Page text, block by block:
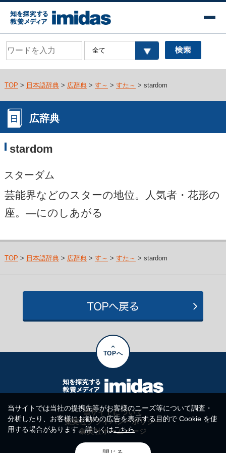
TOP > 日本語辞典> 広辞典> す～ > すた～ > stardom
広辞典
stardom
スターダム
芸能界などのスターの地位。人気者・花形の
座。―にのしあがる
TOP > 日本語辞典> 広辞典> す～ > すた～ > stardom
TOPへ
当サイトについて
集英社プライバシーポリシー
集英社ホームページ
当サイトでは当社の提携先等がお客様のニーズ等について調査・
分析したり、お客様にお勧めの広告を表示する目的で Cookie を使
用する場合があります。詳しくはこちら